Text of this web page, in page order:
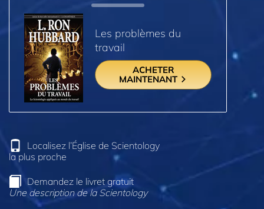
Les problèmes du
travail
ACHETER
MAINTENANT
Localisez l’Église de Scientology
la plus proche
Demandez le livret gratuit
Une description de la Scientology